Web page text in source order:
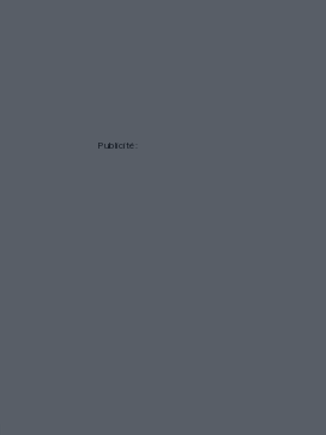
Publicité: